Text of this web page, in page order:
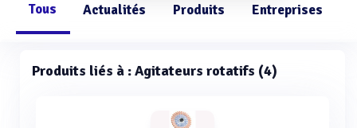
Tous Actualités Produits Entreprises
Produits liés à : Agitateurs rotatifs (4)